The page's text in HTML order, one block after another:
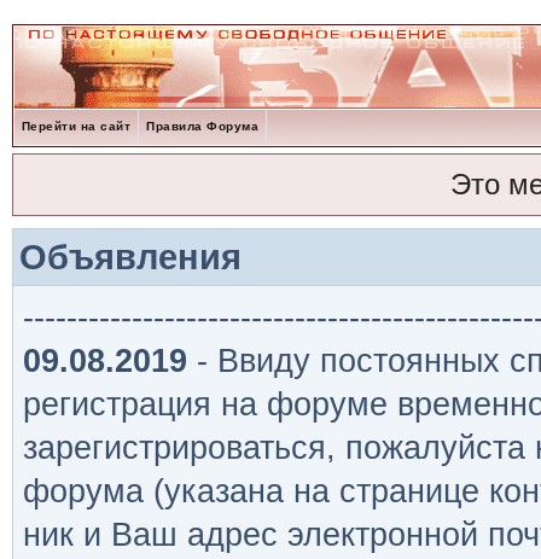
Перейти на сайт Правила Форума
Это
Объявления
09.08.2019 - Ввиду постоянных
регистрация на форуме
зарегистрироваться,
форума (указана на странице
ник и Ваш адрес электронной